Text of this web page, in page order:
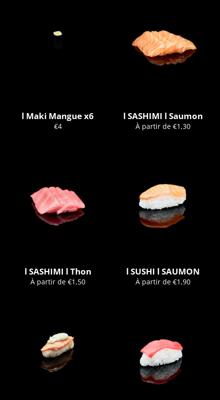
l Maki Mangue x6
Prix
€4
l SASHIMI l Saumon
À partir de €1,30
l SASHIMI l Thon
À partir de €1,50
l SUSHI l SAUMON
À partir de €1,90